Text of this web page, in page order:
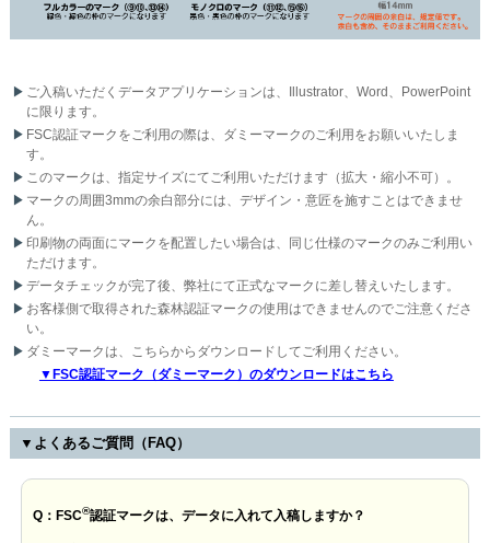
ご入稿いただくデータアプリケーションは、Illustrator、Word、PowerPoint
に限ります。
FSC認証マークをご利用の際は、ダミーマークのご利用をお願いいたしま
す。
このマークは、指定サイズにてご利用いただけます（拡大・縮小不可）。
マークの周囲3mmの余白部分には、デザイン・意匠を施すことはできませ
ん。
印刷物の両面にマークを配置したい場合は、同じ仕様のマークのみご利用い
ただけます。
データチェックが完了後、弊社にて正式なマークに差し替えいたします。
お客様側で取得された森林認証マークの使用はできませんのでご注意くださ
い。
ダミーマークは、こちらからダウンロードしてご利用ください。
▼FSC認証マーク（ダミーマーク）のダウンロードはこちら
▼よくあるご質問（FAQ）
Q：FSC®認証マークは、データに入れて入稿しますか？